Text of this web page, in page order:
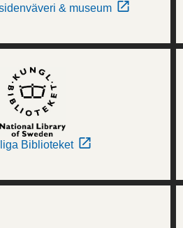
& museum
Biblioteket